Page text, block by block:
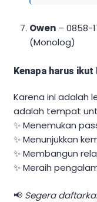
Owen – 0858-
(Monolog)
Kenapa harus ikut
Karena ini adalah
adalah tempat
✨ Menemukan
✨ Menunjukkan
✨ Membangun
✨ Meraih
📢 Segera